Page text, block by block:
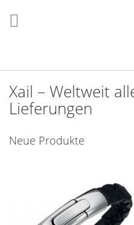
zum
Inhalt
Xail – Weltweit
Lieferungen
Neue Produkte